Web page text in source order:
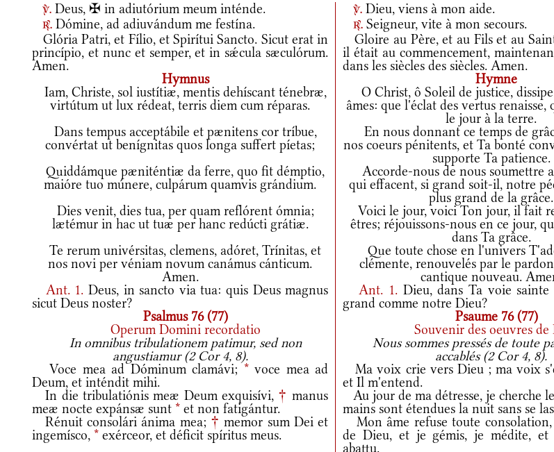
v. Deus, ✠ in adiutórium meum inténde. v. Dieu, viens à mon aide.
r. Dómine, ad adiuvándum me festína. r. Seigneur, vite à mon secours.
Glória Patri, et Fílio, et Spirítui Sancto. Sicut erat in
princípio, et nunc et semper, et in sǽcula sæculórum.
Amen.
Gloire au Père, et au Fils et au
il était au commencement,
dans les siècles des siècles. Amen.
Hymnus
Hymne
Iam, Christe, sol iustítiæ, mentis dehíscant ténebræ,
virtútum ut lux rédeat, terris diem cum réparas.
O Christ, ô Soleil de justice,
âmes: que l'éclat des vertus renaisse,
le jour à la terre.
Dans tempus acceptábile et pænitens cor tríbue,
convértat ut benígnitas quos longa suffert píetas;
En nous donnant ce temps de
nos coeurs pénitents, et Ta bonté
supporte Ta patience.
Quiddámque pæniténtiæ da ferre, quo fit démptio,
maióre tuo múnere, culpárum quamvis grándium.
Accorde-nous de nous soumettre
qui effacent, si grand soit-il, notre
plus grand de la grâce.
Dies venit, dies tua, per quam reflórent ómnia;
lætémur in hac ut tuæ per hanc redúcti grátiæ.
Voici le jour, voici Ton jour, il fait
êtres; réjouissons-nous en ce jour,
dans Ta grâce.
Te rerum univérsitas, clemens, adóret, Trínitas, et
nos novi per véniam novum canámus cánticum.
Amen.
Que toute chose en l'univers
clémente, renouvelés par le
cantique nouveau.
Ant. 1. Deus, in sancto via tua: quis Deus magnus
sicut Deus noster?
Ant. 1. Dieu, dans Ta voie
grand comme notre Dieu?
Psalmus 76 (77)
Psaume 76 (77)
Operum Domini recordatio
Souvenir des oeuvres de
In omnibus tribulationem patimur, sed non
angustiamur (2 Cor 4, 8).
Nous sommes pressés de toute
accablés (2 Cor 4, 8).
Voce mea ad Dóminum clamávi; *voce mea ad
Deum, et inténdit mihi.
Ma voix crie vers Dieu ; ma voix
et Il m'entend.
In die tribulatiónis meæ Deum exquisívi, † manus
meæ nocte expánsæ sunt * et non fatigántur.
Au jour de ma détresse, je cherche
mains sont étendues la nuit sans se
Rénuit consolári ánima mea; † memor sum Dei et
ingemísco, * exérceor, et déficit spíritus meus.
Mon âme refuse toute
de Dieu, et je gémis, je médite, et
abattu.